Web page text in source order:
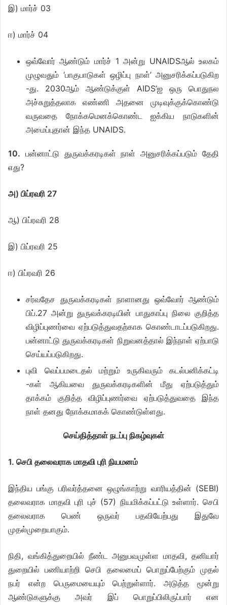
இ) மார்ச் 03
ஈ) மார்ச் 04
ஒவ்வோர் ஆண்டும் மார்ச் 1 அன்று UNAIDSஆல் உலகம்
முழுவதும் ‘பாகுபாடுகள் ஒழிப்பு நாள்’ அனுசரிக்கப்படுகிற
-து. 2030ஆம் ஆண்டுக்குள் AIDS’ஐ ஒரு பொதுநல
அச்சுறுத்தலாக எண்ணி அதனை முடிவுக்குக்கொண்டு
வருவதை நோக்கமெனக்கொண்ட ஐக்கிய நாடுகளின்
அமைப்புதான் இந்த UNAIDS.
10. பன்னாட்டு துருவக்கரடிகள் நாள் அனுசரிக்கப்படும் தேதி
எது?
அ) பிப்ரவரி 27
ஆ) பிப்ரவரி 28
இ) பிப்ரவரி 25
ஈ) பிப்ரவரி 26
சர்வதேச துருவக்கரடிகள் நாளானது ஒவ்வோர் ஆண்டும்
பிப்.27 அன்று துருவக்கரடியின் பாதுகாப்பு நிலை குறித்த
விழிப்புணர்வை ஏற்படுத்துவதற்காக கொண்டாடப்படுகிறது.
பன்னாட்டு துருவக்கரடிகள் நிறுவனத்தால் இந்நாள் ஏற்பாடு
செய்யப்படுகிறது.
புவி வெப்பமடைதல் மற்றும் உருகிவரும் கடல்பனிக்கட்டி
-கள் ஆகியவை துருவக்கரடிகளின் மீது ஏற்படுத்தும்
தாக்கம் குறித்த விழிப்புணர்வை ஏற்படுத்துவதை இந்த
நாள் தனது நோக்கமாகக் கொண்டுள்ளது.
செய்தித்தாள் நடப்பு நிகழ்வுகள்
1. செபி தலைவராக மாதவி புரி நியமனம்
இந்திய பங்கு பரிவர்த்தனை ஒழுங்காற்று வாரியத்தின் (SEBI)
தலைவராக மாதவி புரி புச் (57) நியமிக்கப்பட்டு உள்ளார். செபி
தலைவராக பெண் ஒருவர் பதவியேற்பது இதுவே
முதல்முறையாகும்.
நிதி, வங்கித்துறையில் நீண்ட அனுபவமுள்ள மாதவி, தனியார்
துறையில் பணியாற்றி செபி தலைமைப் பொறுப்பேற்கும் முதல்
நபர் என்ற பெருமையையும் பெற்றுள்ளார். அடுத்த மூன்று
ஆண்டுகளுக்கு அவர் இப் பொறுப்பிலிருப்பார் என